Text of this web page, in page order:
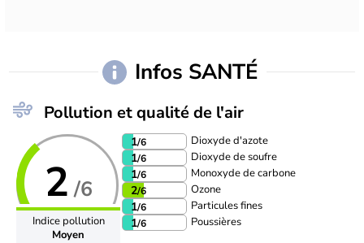
Infos SANTÉ
Pollution et qualité de l'air
2 /6
Indice pollution
Moyen
1/6 Dioxyde d'azote
1/6 Dioxyde de soufre
1/6 Monoxyde de carbone
2/6 Ozone
1/6 Particules fines
1/6 Poussières